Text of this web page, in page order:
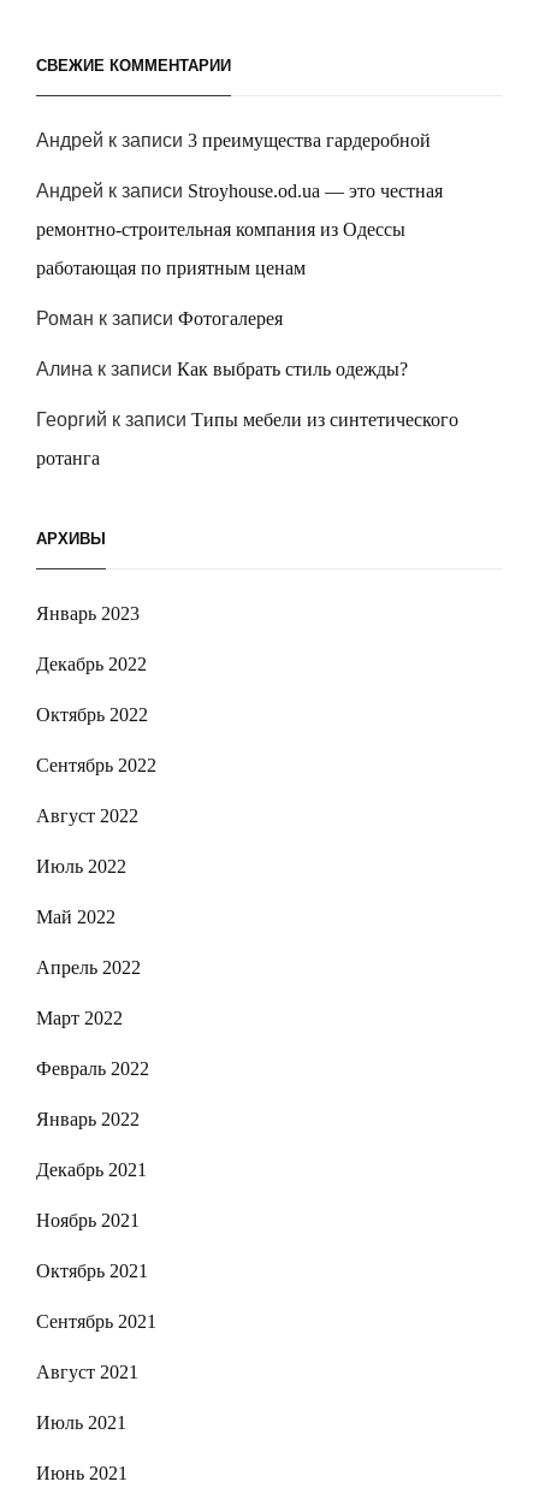
СВЕЖИЕ КОММЕНТАРИИ
Андрей к записи 3 преимущества гардеробной
Андрей к записи Stroyhouse.od.ua — это честная
ремонтно-строительная компания из Одессы
работающая по приятным ценам
Роман к записи Фотогалерея
Алина к записи Как выбрать стиль одежды?
Георгий к записи Типы мебели из синтетического
ротанга
АРХИВЫ
Январь 2023
Декабрь 2022
Октябрь 2022
Сентябрь 2022
Август 2022
Июль 2022
Май 2022
Апрель 2022
Март 2022
Февраль 2022
Январь 2022
Декабрь 2021
Ноябрь 2021
Октябрь 2021
Сентябрь 2021
Август 2021
Июль 2021
Июнь 2021